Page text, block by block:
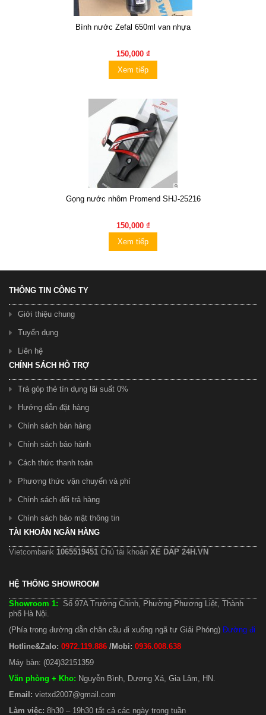
Bình nước Zefal 650ml van nhựa
150,000 ₫
Xem tiếp
Gọng nước nhôm Promend SHJ-25216
150,000 ₫
Xem tiếp
THÔNG TIN CÔNG TY
Giới thiệu chung
Tuyển dụng
Liên hệ
CHÍNH SÁCH HỖ TRỢ
Trả góp thẻ tín dụng lãi suất 0%
Hướng dẫn đặt hàng
Chính sách bán hàng
Chính sách bảo hành
Cách thức thanh toán
Phương thức vận chuyển và phí
Chính sách đổi trả hàng
Chính sách bảo mật thông tin
TÀI KHOẢN NGÂN HÀNG
Vietcombank 1065519451 Chủ tài khoản XE DAP 24H.VN
HỆ THỐNG SHOWROOM
Showroom 1: Số 97A Trường Chinh, Phường Phương Liệt, Thành
phố Hà Nội.
(Phía trong đường dẫn chân cầu đi xuống ngã tư Giải Phóng) Đường đi
Hotline&Zalo: 0972.119.886 /Mobi: 0936.008.638
Máy bàn: (024)32151359
Văn phòng + Kho: Nguyễn Bình, Dương Xá, Gia Lâm, HN.
Email: vietxd2007@gmail.com
Làm việc: 8h30 – 19h30 tất cả các ngày trong tuần